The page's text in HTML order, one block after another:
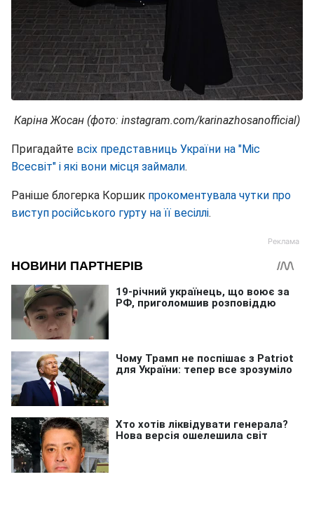
Каріна Жосан (фото: instagram.com/karinazhosanofficial)
Пригадайте всіх представниць України на "Міс
Всесвіт" і які вони місця займали.
Раніше блогерка Коршик прокоментувала чутки про
виступ російського гурту на її весіллі.